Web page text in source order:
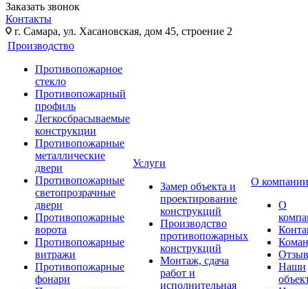
Заказать звонок
Контакты
г. Самара, ул. Хасановская, дом 45, строение 2
Производство
Противопожарное
стекло
Противопожарный
профиль
Легкосбрасываемые
конструкции
Противопожарные
металлические
двери
Противопожарные
светопрозрачные
двери
Противопожарные
ворота
Противопожарные
витражи
Противопожарные
фонари
Услуги
Замер объекта и
проектирование
конструкций
Производство
противопожарных
конструкций
Монтаж, сдача
работ и
исполнительная
О компании
О
Наши